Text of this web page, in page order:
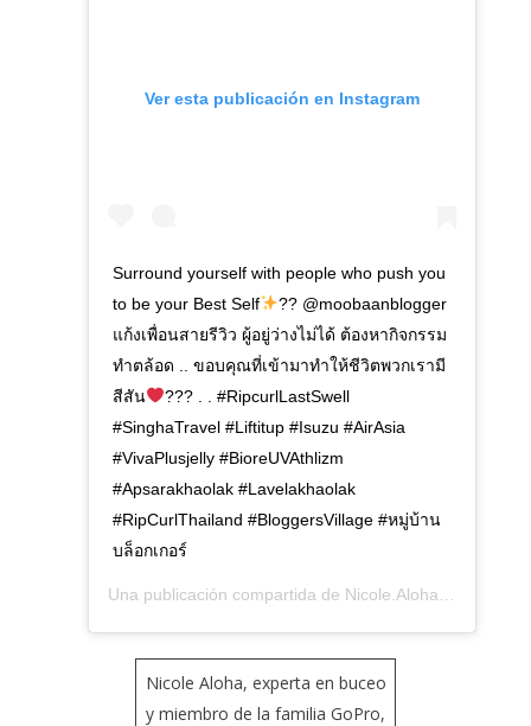
Ver esta publicación en Instagram
Surround yourself with people who push you
to be your Best Self
?? @moobaanblogger
แก้งเพื่อนสายรีวิว ผู้อยู่ว่างไม่ได้ ต้องหากิจกรรม
ทำตล้อด .. ขอบคุณที่เข้ามาทำให้ชีวิตพวกเรามี
สีสัน
??? . . #RipcurlLastSwell
#SinghaTravel #Liftitup #Isuzu #AirAsia
#VivaPlusjelly #BioreUVAthlizm
#Apsarakhaolak #Lavelakhaolak
#RipCurlThailand #BloggersVillage #หมู่บ้าน
บล็อกเกอร์
Una publicación compartida de Nicole.Aloha
Nicole Aloha, experta en buceo
y miembro de la familia GoPro,